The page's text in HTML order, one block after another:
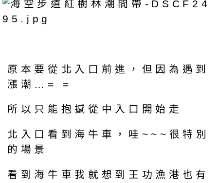
原本要從北入口前進，但因為遇到
漲潮…= =
所以只能抱撼從中入口開始走
北入口看到海牛車，哇~~~很特別
的場景
看到海牛車我就想到王功漁港也有